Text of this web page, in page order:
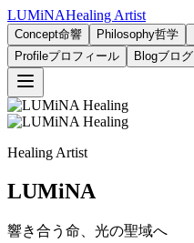
LUMiNAHealing Artist
Concept命響 Philosophy哲学
Profileプロフィール Blogブログ
Healing Artist
LUMiNA
響き合う命、光の聖域へ